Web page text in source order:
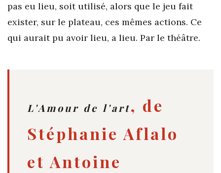
pas eu lieu, soit utilisé, alors que le jeu fait
exister, sur le plateau, ces mêmes actions. Ce
qui aurait pu avoir lieu, a lieu. Par le théâtre.
L'Amour de l'art, de
Stéphanie Aflalo
et Antoine